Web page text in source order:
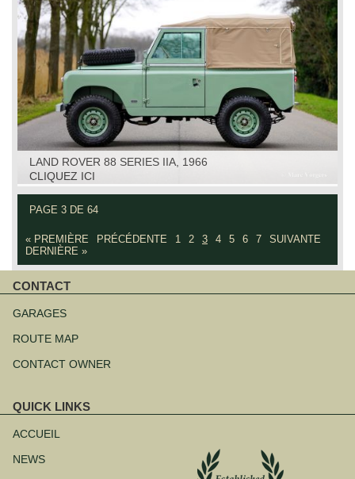
LAND ROVER 88 SERIES IIA, 1966
CLIQUEZ ICI
PAGE 3 DE 64
« PREMIÈRE PRÉCÉDENTE 1 2 3 4 5 6 7
SUIVANTE
DERNIÈRE »
CONTACT
au
GARAGES
ROUTE MAP
CONTACT OWNER
QUICK LINKS
au
ACCUEIL
NEWS